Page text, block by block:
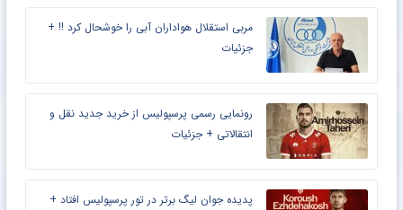
مربی استقلال هواداران آبی را خوشحال کرد !! +
جزئیات
رونمایی رسمی پرسپولیس از خرید جدید نقل و
انتقالاتی + جزئیات
پدیده جوان لیگ برتر در تور پرسپولیس افتاد +